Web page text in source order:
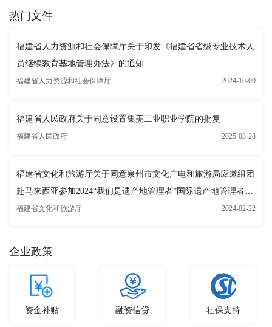
热门文件
福建省人力资源和社会保障厅关于印发《福建省省级专业技术人
员继续教育基地管理办法》的通知
福建省人力资源和社会保障厅 2024-10-09
福建省人民政府关于同意设置集美工业职业学院的批复
福建省人民政府 2025-03-28
福建省文化和旅游厅关于同意泉州市文化广电和旅游局应邀组团
赴马来西亚参加2024“我们是遗产地管理者”国际遗产地管理者论
坛并开展文化交流活动的批复
福建省文化和旅游厅 2024-02-22
企业政策
资金补贴 融资信贷 社保支持